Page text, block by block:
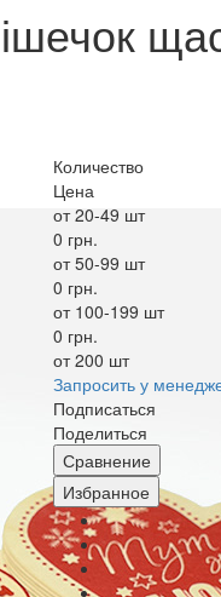
Количество
Цена
от 20-49 шт
0 грн.
от 50-99 шт
0 грн.
от 100-199 шт
0 грн.
от 200 шт
Запросить у
Подписаться
Поделиться
Сравнение
Избранное